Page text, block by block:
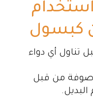
كبسول
تناول أي دواء
من قبل